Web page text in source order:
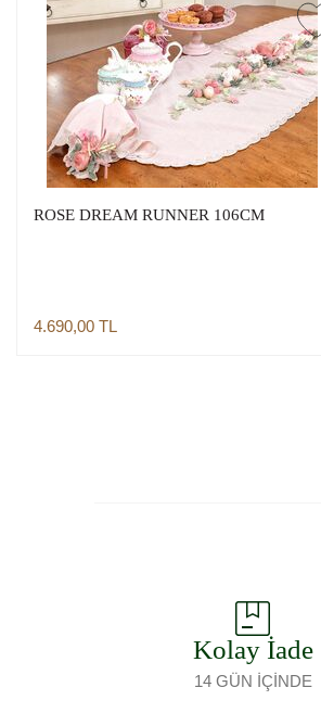
ROSE DREAM RUNNER 106CM
4.690,00 TL
Kolay İade
14 GÜN İÇİNDE